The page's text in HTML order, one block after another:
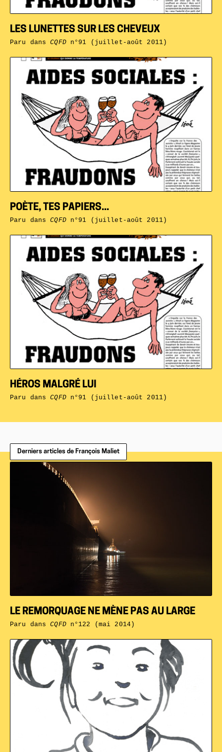
HÉROS MALGRÉ LUI
Paru dansCQFDn°91 (juillet-août 2011)
POÈTE, TES PAPIERS...
Paru dansCQFDn°91 (juillet-août 2011)
LES LUNETTES SUR LES CHEVEUX
Paru dansCQFDn°91 (juillet-août 2011)
Derniers articles de François Maliet
LE REMORQUAGE NE MÈNE PAS AU LARGE
Paru dansCQFDn°122 (mai 2014)